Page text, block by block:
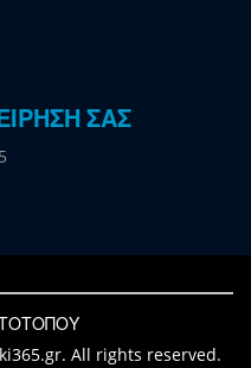
ΣΑΣ
All rights reserved.